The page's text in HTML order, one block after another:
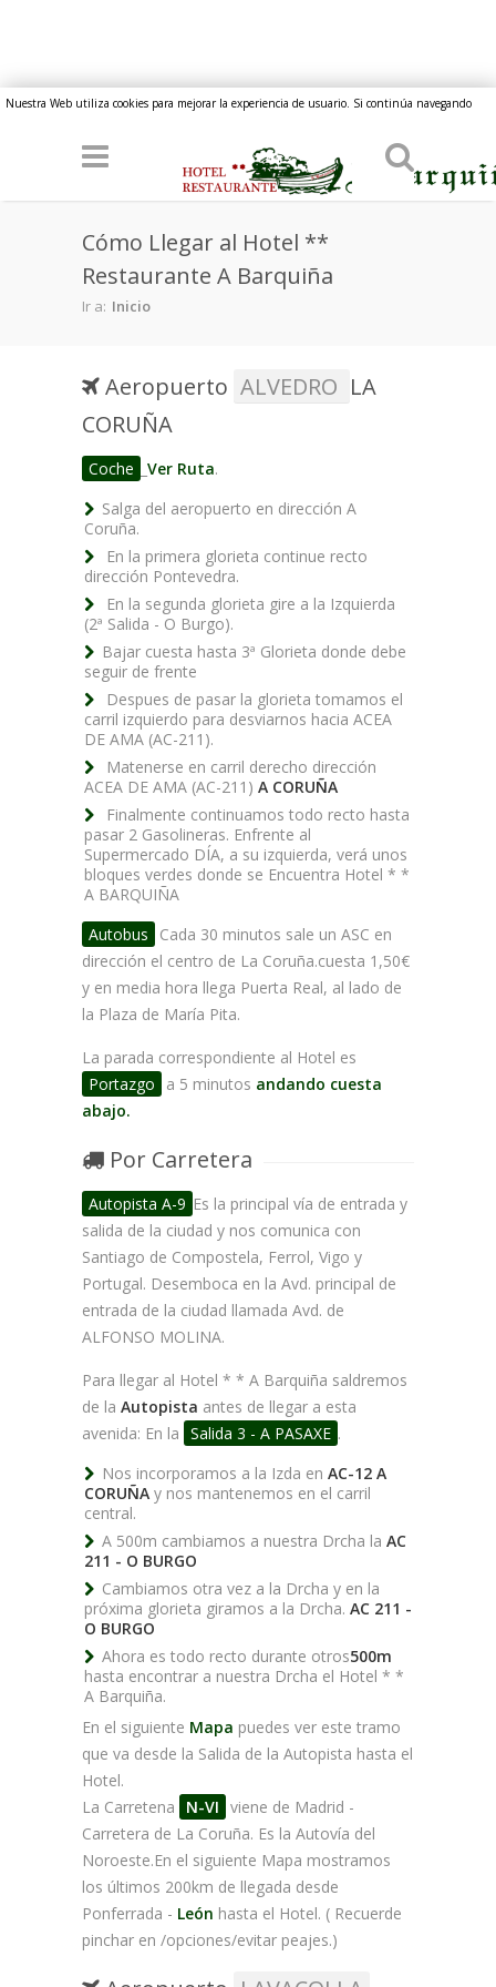
Pasar al contenido principal
Nuestra Web utiliza cookies para mejorar la experiencia de usuario. Si continúa navegando
Cómo Llegar al Hotel **
Restaurante A Barquiña
Ir a: Inicio
Aeropuerto ALVEDRO LA
CORUÑA
Coche Ver Ruta.
Salga del aeropuerto en dirección A
Coruña.
En la primera glorieta continue recto
dirección Pontevedra.
En la segunda glorieta gire a la Izquierda
(2ª Salida - O Burgo).
Bajar cuesta hasta 3ª Glorieta donde debe
seguir de frente
Despues de pasar la glorieta tomamos el
carril izquierdo para desviarnos hacia ACEA
DE AMA (AC-211).
Matenerse en carril derecho dirección
ACEA DE AMA (AC-211) A CORUÑA
Finalmente continuamos todo recto hasta
pasar 2 Gasolineras. Enfrente al
Supermercado DÍA, a su izquierda, verá unos
bloques verdes donde se Encuentra Hotel * *
A BARQUIÑA
Autobus
Cada 30 minutos sale un ASC en
dirección el centro de La Coruña.cuesta 1,50€
y en media hora llega Puerta Real, al lado de
la Plaza de María Pita.
La parada correspondiente al Hotel es
Portazgo
a 5 minutos andando cuesta
abajo.
Por Carretera
Autopista A-9 Es la principal vía de entrada y
salida de la ciudad y nos comunica con
Santiago de Compostela, Ferrol, Vigo y
Portugal. Desemboca en la Avd. principal de
entrada de la ciudad llamada Avd. de
ALFONSO MOLINA.
Para llegar al Hotel * * A Barquiña saldremos
de la Autopista antes de llegar a esta
avenida: En la Salida 3 - A PASAXE .
Nos incorporamos a la Izda en AC-12 A
CORUÑA y nos mantenemos en el carril
central.
A 500m cambiamos a nuestra Drcha la AC
211 - O BURGO
Cambiamos otra vez a la Drcha y en la
próxima glorieta giramos a la Drcha. AC 211 -
O BURGO
Ahora es todo recto durante otros500m
hasta encontrar a nuestra Drcha el Hotel * *
A Barquiña.
En el siguiente Mapa puedes ver este tramo
que va desde la Salida de la Autopista hasta el
Hotel.
La Carretena
N-VI viene de Madrid -
Carretera de La Coruña. Es la Autovía del
Noroeste.En el siguiente Mapa mostramos
los últimos 200km de llegada desde
Ponferrada - León hasta el Hotel. ( Recuerde
pinchar en /opciones/evitar peajes.)